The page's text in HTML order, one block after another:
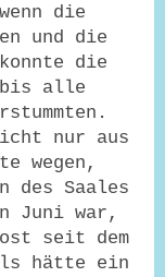
die
und die
die
bis alle
nur aus
wegen,
des Saales
Juni war,
seit dem
hätte ein